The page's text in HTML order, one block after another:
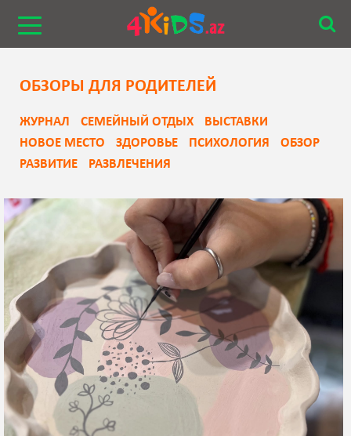
ОБЗОРЫ ДЛЯ РОДИТЕЛЕЙ
ЖУРНАЛ СЕМЕЙНЫЙ ОТДЫХ
ВЫСТАВКИ
НОВОЕ МЕСТО
ЗДОРОВЬЕ ПСИХОЛОГИЯ
ОБЗОР
РАЗВИТИЕ
РАЗВЛЕЧЕНИЯ